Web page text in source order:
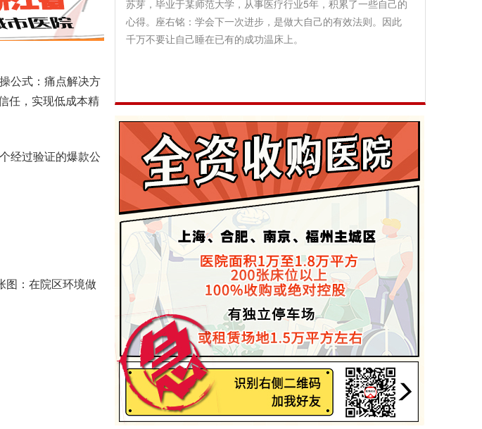
公式：痛点解决方
任，实现低成本精
经过验证的爆款公
：在院区环境做
苏芽，毕业于某师范大学，从事医疗行业5年，积累了一些自己的
心得。座右铭：学会下一次进步，是做大自己的有效法则。因此
千万不要让自己睡在已有的成功温床上。